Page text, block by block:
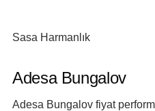
Sasa Harmanlık
Adesa Bungalov
Adesa Bungalov fiyat